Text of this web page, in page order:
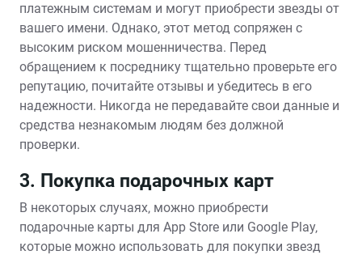
платежным системам и могут приобрести звезды от
вашего имени. Однако‚ этот метод сопряжен с
высоким риском мошенничества. Перед
обращением к посреднику тщательно проверьте его
репутацию‚ почитайте отзывы и убедитесь в его
надежности. Никогда не передавайте свои данные и
средства незнакомым людям без должной
проверки.
3. Покупка подарочных карт
В некоторых случаях‚ можно приобрести
подарочные карты для App Store или Google Play‚
которые можно использовать для покупки звезд